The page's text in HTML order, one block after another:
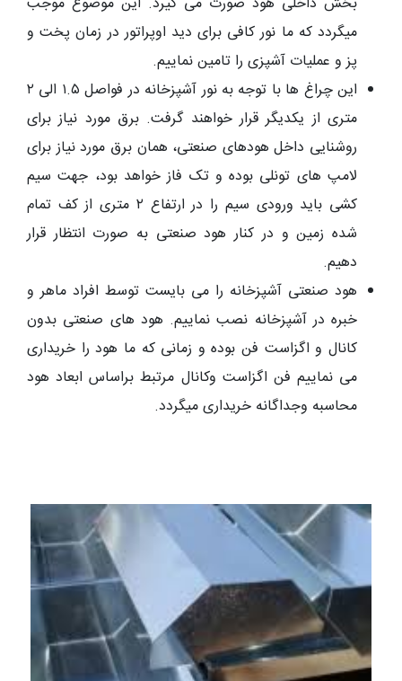
میگردد که ما نور کافی برای دید اوپراتور در زمان پخت و
پز و عملیات آشپزی را تامین نماییم.
این چراغ ها با توجه به نور آشپزخانه در فواصل ۱.۵ الی ۲
متری از یکدیگر قرار خواهند گرفت. برق مورد نیاز برای
روشنایی داخل هودهای صنعتی، همان برق مورد نیاز برای
لامپ های تونلی بوده و تک فاز خواهد بود، جهت سیم
کشی باید ورودی سیم را در ارتفاع ۲ متری از کف تمام
شده زمین و در کنار هود صنعتی به صورت انتظار قرار
دهیم.
هود صنعتی آشپزخانه را می بایست توسط افراد ماهر و
خبره در آشپزخانه نصب نماییم. هود های صنعتی بدون
کانال و اگزاست فن بوده و زمانی که ما هود را خریداری
می نماییم فن اگزاست وکانال مرتبط براساس ابعاد هود
محاسبه وجداگانه خریداری میگردد.